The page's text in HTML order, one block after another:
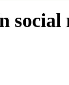
social